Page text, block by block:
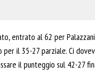
entrato al 62 per
il 35-27 parziale. Ci
il punteggio sul 42-27